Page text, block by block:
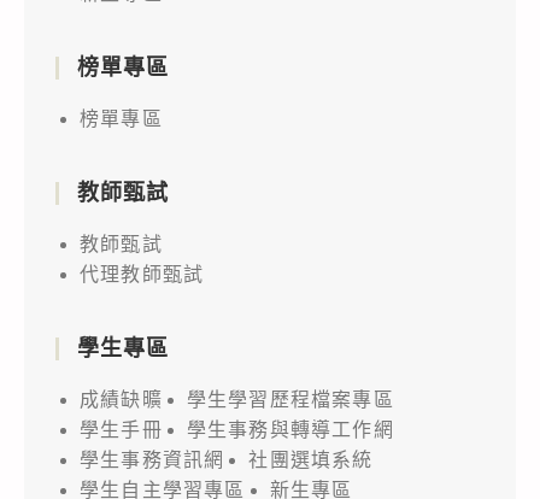
榜單專區
榜單專區
教師甄試
教師甄試
代理教師甄試
學生專區
成績缺曠
學生學習歷程檔案專區
學生手冊
學生事務與轉導工作網
學生事務資訊網
社團選填系統
學生自主學習專區
新生專區